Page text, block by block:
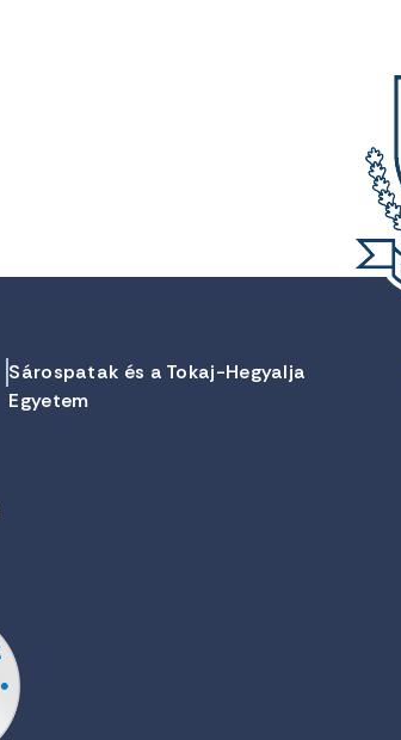
Sárospatak és a Tokaj-Hegyalja
Egyetem